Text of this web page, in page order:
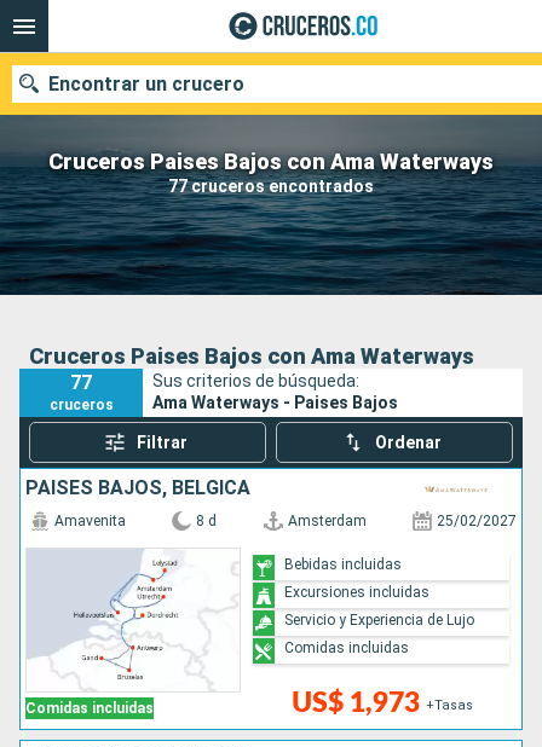
Cruceros Paises Bajos con Ama Waterways
77 cruceros encontrados
Encontrar un crucero
Fecha de salida
Buscar
Cruceros Paises Bajos con Ama Waterways
77
cruceros
Sus criterios de búsqueda:
Ama Waterways - Paises Bajos
Filtrar Ordenar
PAISES BAJOS, BÉLGICA
Comidas incluidas
Amavenita 8 d Amsterdam 25/02/2027
US$ 1,973 +Tasas
Bebidas incluidas
Excursiones incluidas
Servicio y Experiencia de Lujo
Comidas incluidas